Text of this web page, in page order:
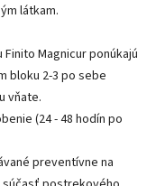
látkam.
Magnicur ponúkajú
bloku 2-3 po sebe
vňate.
(24 - 48 hodín po
preventívne na